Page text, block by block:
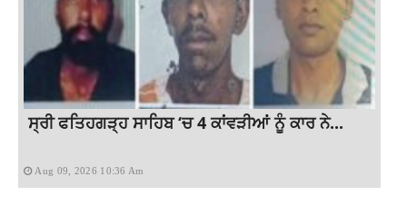
ਸ੍ਰੀ ਫਤਿਹਗੜ੍ਹ ਸਾਹਿਬ ‘ਚ 4 ਕਾਂਵੜੀਆਂ ਨੂੰ ਕਾਰ ਨੇ...
Aug 09, 2026 10:36 Am